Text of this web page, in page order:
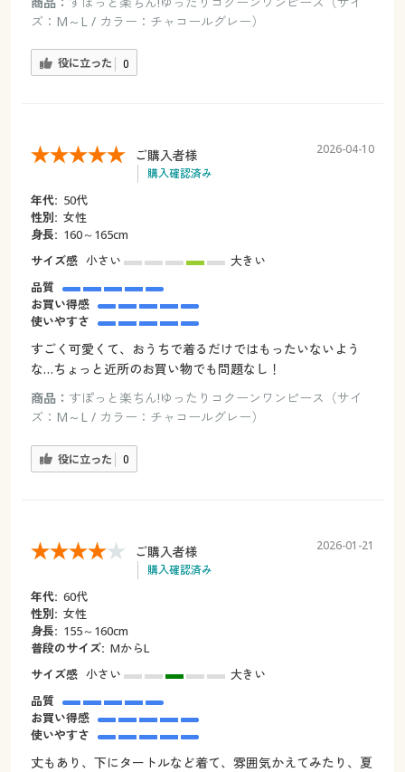
ズ：M～L / カラー：チャコールグレー）
役に立った 0
ご購入者様
購入確認済み
2026-04-10
年代: 50代
性別: 女性
身長: 160～165cm
サイズ感 小さい
大きい
品質
お買い得感
使いやすさ
すごく可愛くて、おうちで着るだけではもったいないよう
な…ちょっと近所のお買い物でも問題なし！
商品： すぽっと楽ちん!ゆったりコクーンワンピース（サイ
ズ：M～L / カラー：チャコールグレー）
役に立った 0
ご購入者様
購入確認済み
2026-01-21
年代: 60代
性別: 女性
身長: 155～160cm
普段のサイズ: MからL
サイズ感 小さい
大きい
品質
お買い得感
使いやすさ
丈もあり、下にタートルなど着て、雰囲気かえてみたり、夏